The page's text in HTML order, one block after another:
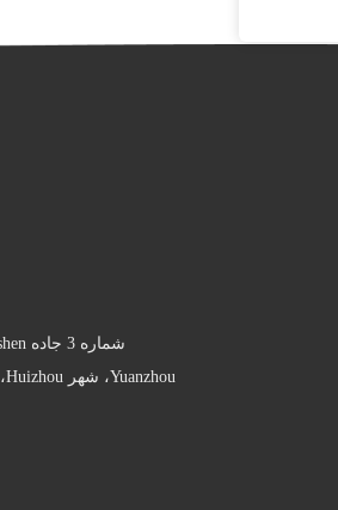
Yuanzhou، شهر Huizhou، استان گوانگدونگ، چین